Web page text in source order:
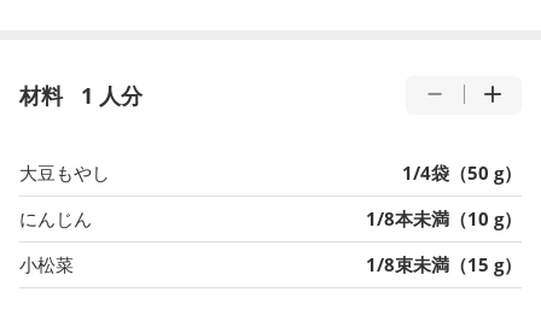
材料 1 人分
大豆もやし
1/4袋（50 g）
にんじん
1/8本未満（10 g）
小松菜
1/8束未満（15 g）